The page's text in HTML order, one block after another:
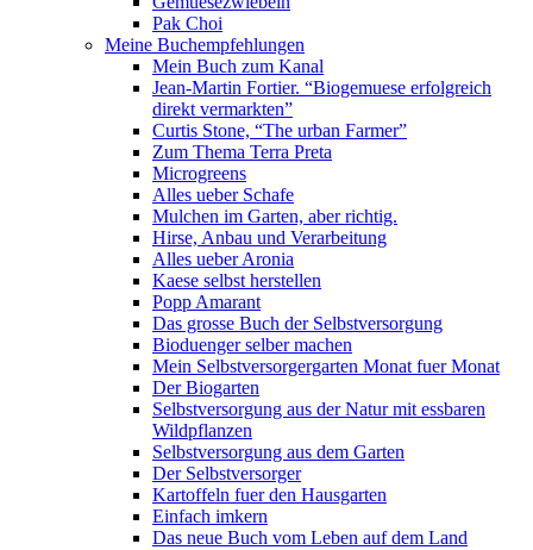
Pak Choi
Meine Buchempfehlungen
Mein Buch zum Kanal
Jean-Martin Fortier. “Biogemuese erfolgreich
direkt vermarkten”
Curtis Stone, “The urban Farmer”
Zum Thema Terra Preta
Microgreens
Alles ueber Schafe
Mulchen im Garten, aber richtig.
Hirse, Anbau und Verarbeitung
Alles ueber Aronia
Kaese selbst herstellen
Popp Amarant
Das grosse Buch der Selbstversorgung
Bioduenger selber machen
Mein Selbstversorgergarten Monat fuer Monat
Der Biogarten
Selbstversorgung aus der Natur mit essbaren
Wildpflanzen
Selbstversorgung aus dem Garten
Der Selbstversorger
Kartoffeln fuer den Hausgarten
Einfach imkern
Das neue Buch vom Leben auf dem Land